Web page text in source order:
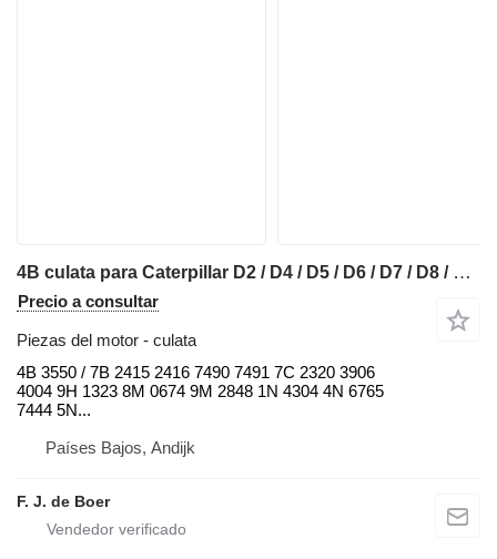
4B culata para Caterpillar D2 / D4 / D5 / D6 / D7 / D8 / 920 / 926 / 928 / 930 / 950 / 966 / 972 / 14M / 16M / 18M / 325 / 345 / 349 bulldozer
Precio a consultar
Piezas del motor - culata
4B 3550 / 7B 2415 2416 7490 7491 7C 2320 3906
4004 9H 1323 8M 0674 9M 2848 1N 4304 4N 6765
7444 5N...
Países Bajos, Andijk
F. J. de Boer